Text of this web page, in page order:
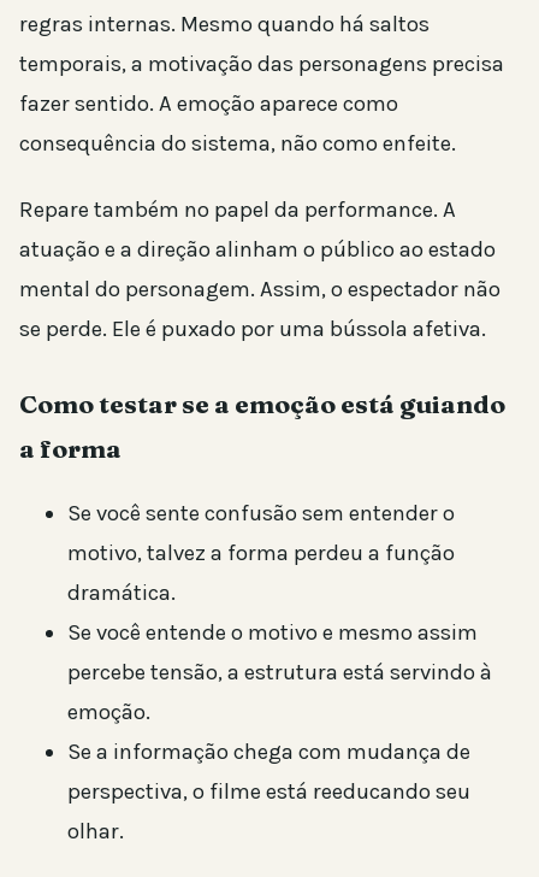
regras internas. Mesmo quando há saltos
temporais, a motivação das personagens precisa
fazer sentido. A emoção aparece como
consequência do sistema, não como enfeite.
Repare também no papel da performance. A
atuação e a direção alinham o público ao estado
mental do personagem. Assim, o espectador não
se perde. Ele é puxado por uma bússola afetiva.
Como testar se a emoção está guiando
a forma
Se você sente confusão sem entender o
motivo, talvez a forma perdeu a função
dramática.
Se você entende o motivo e mesmo assim
percebe tensão, a estrutura está servindo à
emoção.
Se a informação chega com mudança de
perspectiva, o filme está reeducando seu
olhar.